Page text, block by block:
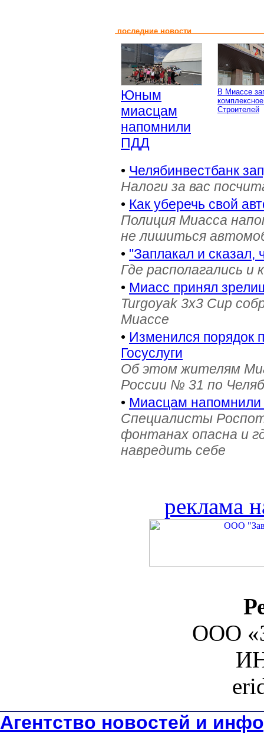
последние новости
Юным
миасцам
напомнили
ПДД
В Миассе
Строителей
• Челябинвестбанк
Налоги за вас
• Как уберечь свой
Полиция Миасса
не лишиться
• "Заплакал и сказал,
Где располагались и
• Миасс принял
Turgoyak 3x3 Cup
Миассе
• Изменился порядок
Госуслуги
Об этом жителям
России № 31 по
• Миасцам напомнили
Специалисты
фонтанах опасна и
навредить себе
реклама
ООО
Агентство новостей и